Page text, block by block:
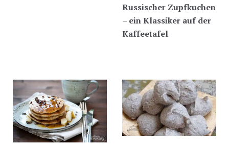
Russischer Zupfkuchen
– ein Klassiker auf der
Kaffeetafel